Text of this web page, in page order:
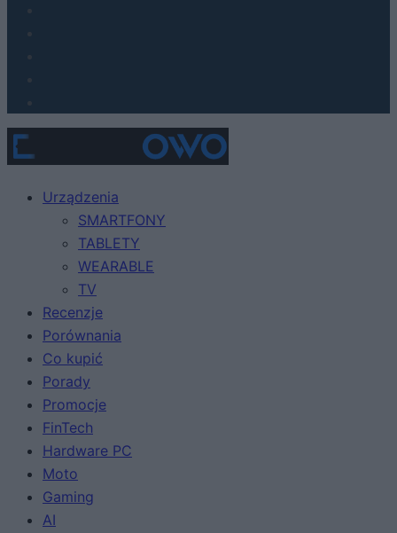
Urządzenia
SMARTFONY
TABLETY
WEARABLE
TV
Recenzje
Porównania
Co kupić
Porady
Promocje
FinTech
Hardware PC
Moto
Gaming
AI